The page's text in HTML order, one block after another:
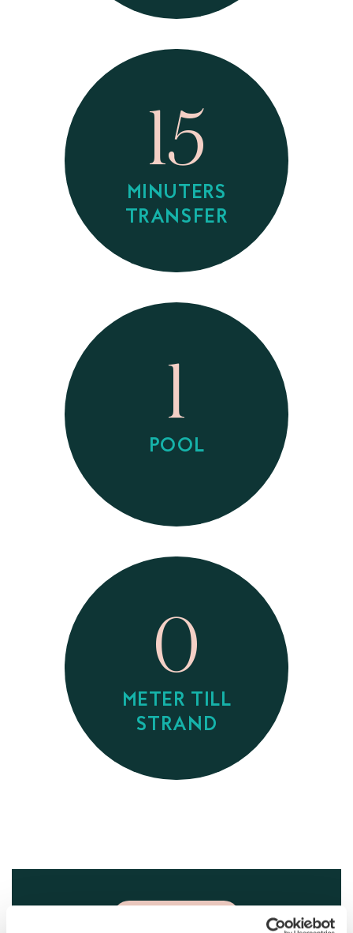
15
MINUTERS
TRANSFER
1
POOL
0
METER TILL
STRAND